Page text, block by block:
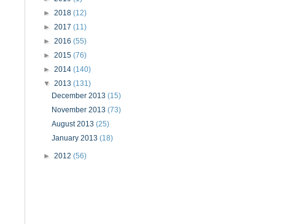
► 2018 (12)
► 2017 (11)
► 2016 (55)
► 2015 (76)
► 2014 (140)
▼ 2013 (131)
December 2013(15)
November 2013(73)
August 2013(25)
January 2013(18)
► 2012 (56)